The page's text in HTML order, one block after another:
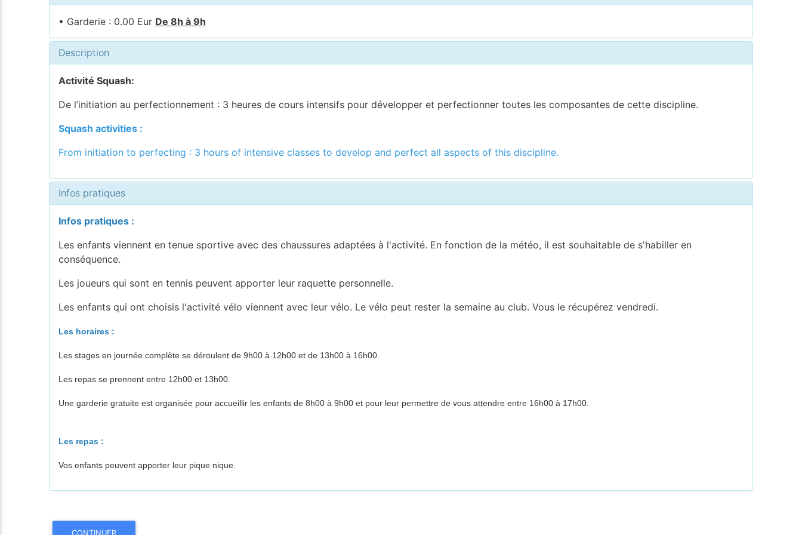
• Garderie : 0.00 Eur De 8h à 9h
Description
Activité Squash:
De l’initiation au perfectionnement : 3 heures de cours intensifs pour développer et perfectionner toutes les composantes de cette discipline.
Squash activities :
From initiation to perfecting : 3 hours of intensive classes to develop and perfect all aspects of this discipline.
Infos pratiques
Infos pratiques :
Les enfants viennent en tenue sportive avec des chaussures adaptées à l'activité. En fonction de la météo, il est souhaitable de s'habiller en
conséquence.
Les joueurs qui sont en tennis peuvent apporter leur raquette personnelle.
Les enfants qui ont choisis l'activité vélo viennent avec leur vélo. Le vélo peut rester la semaine au club. Vous le récupérez vendredi.
Les horaires :
Les stages en journée complète se déroulent de 9h00 à 12h00 et de 13h00 à 16h00.
Les repas se prennent entre 12h00 et 13h00.
Une garderie gratuite est organisée pour accueillir les enfants de 8h00 à 9h00 et pour leur permettre de vous attendre entre 16h00 à 17h00.
Les repas :
Vos enfants peuvent apporter leur pique nique.
CONTINUER